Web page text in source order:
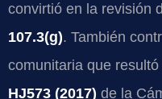
convirtió en la revisión
107.3(g). También
comunitaria que
HJ573 (2017) de la